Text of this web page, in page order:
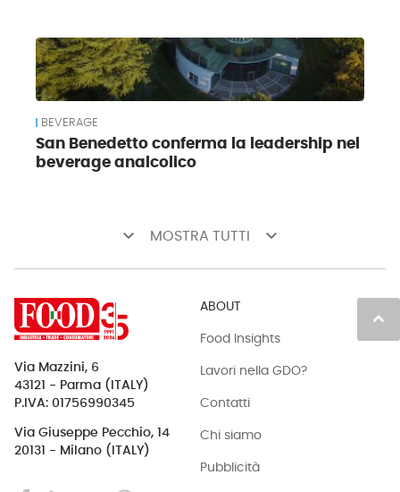
BEVERAGE
San Benedetto conferma la leadership nel
beverage analcolico
keyboard_arrow_down MOSTRA TUTTI keyboard_arrow_down
keyboard_arrow_up
Via Mazzini, 6
43121 - Parma (ITALY)
P.IVA: 01756990345
Via Giuseppe Pecchio, 14
20131 - Milano (ITALY)
ABOUT
Food Insights
Lavori nella GDO?
Contatti
Chi siamo
Pubblicità